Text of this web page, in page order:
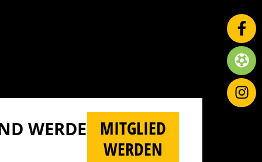
WERDE M
MITGLIED
WERDEN